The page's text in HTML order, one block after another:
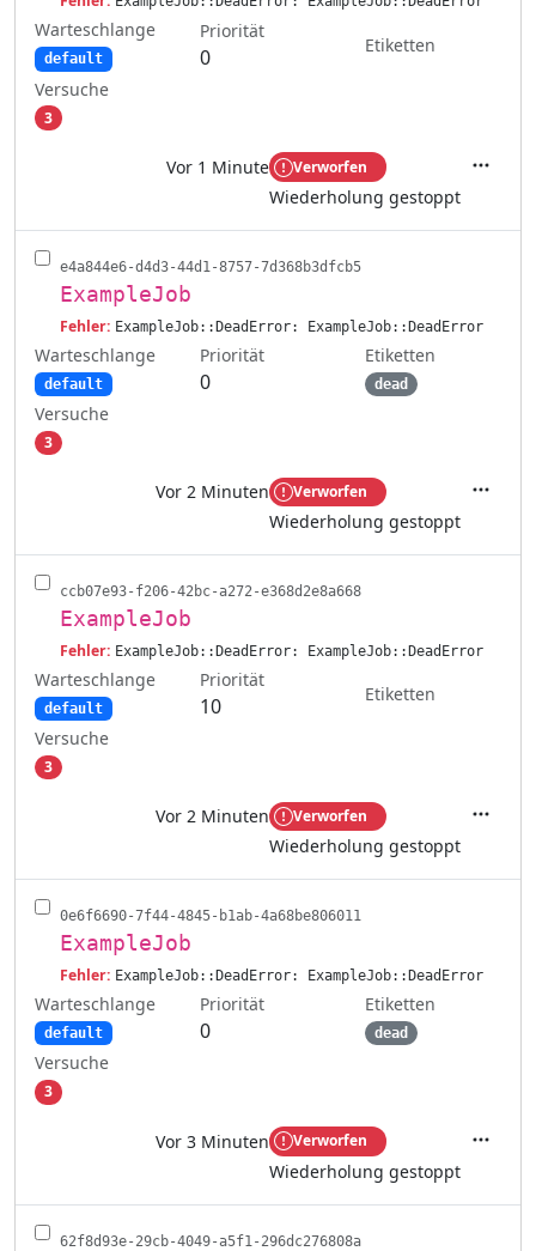
Warteschlange
default
Priorität
0
Etiketten
Versuche
3
Vor 1 Minute Verworfen
Wiederholung gestoppt
e4a844e6-d4d3-44d1-8757-7d368b3dfcb5
ExampleJob
Fehler: ExampleJob::DeadError: ExampleJob::DeadError
Warteschlange
default
Priorität
0
Etiketten
dead
Versuche
3
Vor 2 Minuten Verworfen
Wiederholung gestoppt
ccb07e93-f206-42bc-a272-e368d2e8a668
ExampleJob
Fehler: ExampleJob::DeadError: ExampleJob::DeadError
Warteschlange
default
Priorität
10
Etiketten
Versuche
3
Vor 2 Minuten Verworfen
Wiederholung gestoppt
0e6f6690-7f44-4845-b1ab-4a68be806011
ExampleJob
Fehler: ExampleJob::DeadError: ExampleJob::DeadError
Warteschlange
default
Priorität
0
Etiketten
dead
Versuche
3
Vor 3 Minuten Verworfen
Wiederholung gestoppt
62f8d93e-29cb-4049-a5f1-296dc276808a